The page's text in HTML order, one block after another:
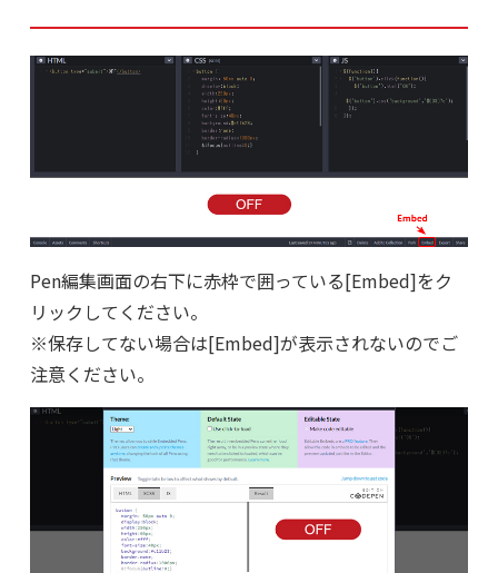
Pen編集画面の右下に赤枠で囲っている[Embed]をク
リックしてください。
※保存してない場合は[Embed]が表示されないのでご
注意ください。